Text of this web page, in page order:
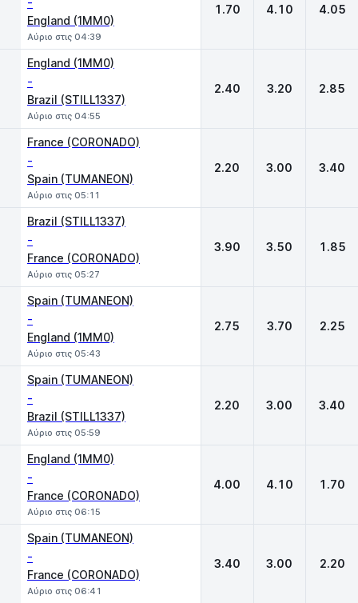
England (1MM0)
Αύριο στις 04:39
1.70 4.10 4.05
England (1MM0)
-
Brazil (STILL1337)
Αύριο στις 04:55
2.40 3.20 2.85
France (CORONADO)
-
Spain (TUMANEON)
Αύριο στις 05:11
2.20 3.00 3.40
Brazil (STILL1337)
-
France (CORONADO)
Αύριο στις 05:27
3.90 3.50 1.85
Spain (TUMANEON)
-
England (1MM0)
Αύριο στις 05:43
2.75 3.70 2.25
Spain (TUMANEON)
-
Brazil (STILL1337)
Αύριο στις 05:59
2.20 3.00 3.40
England (1MM0)
-
France (CORONADO)
Αύριο στις 06:15
4.00 4.10 1.70
Spain (TUMANEON)
-
France (CORONADO)
Αύριο στις 06:41
3.40 3.00 2.20